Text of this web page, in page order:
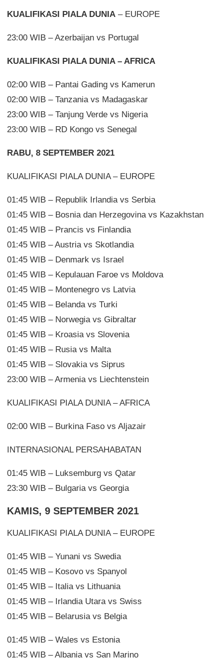
KUALIFIKASI PIALA DUNIA – EUROPE
23:00 WIB – Azerbaijan vs Portugal
KUALIFIKASI PIALA DUNIA – AFRICA
02:00 WIB – Pantai Gading vs Kamerun
02:00 WIB – Tanzania vs Madagaskar
23:00 WIB – Tanjung Verde vs Nigeria
23:00 WIB – RD Kongo vs Senegal
RABU, 8 SEPTEMBER 2021
KUALIFIKASI PIALA DUNIA – EUROPE
01:45 WIB – Republik Irlandia vs Serbia
01:45 WIB – Bosnia dan Herzegovina vs Kazakhstan
01:45 WIB – Prancis vs Finlandia
01:45 WIB – Austria vs Skotlandia
01:45 WIB – Denmark vs Israel
01:45 WIB – Kepulauan Faroe vs Moldova
01:45 WIB – Montenegro vs Latvia
01:45 WIB – Belanda vs Turki
01:45 WIB – Norwegia vs Gibraltar
01:45 WIB – Kroasia vs Slovenia
01:45 WIB – Rusia vs Malta
01:45 WIB – Slovakia vs Siprus
23:00 WIB – Armenia vs Liechtenstein
KUALIFIKASI PIALA DUNIA – AFRICA
02:00 WIB – Burkina Faso vs Aljazair
INTERNASIONAL PERSAHABATAN
01:45 WIB – Luksemburg vs Qatar
23:30 WIB – Bulgaria vs Georgia
KAMIS, 9 SEPTEMBER 2021
KUALIFIKASI PIALA DUNIA – EUROPE
01:45 WIB – Yunani vs Swedia
01:45 WIB – Kosovo vs Spanyol
01:45 WIB – Italia vs Lithuania
01:45 WIB – Irlandia Utara vs Swiss
01:45 WIB – Belarusia vs Belgia
01:45 WIB – Wales vs Estonia
01:45 WIB – Albania vs San Marino